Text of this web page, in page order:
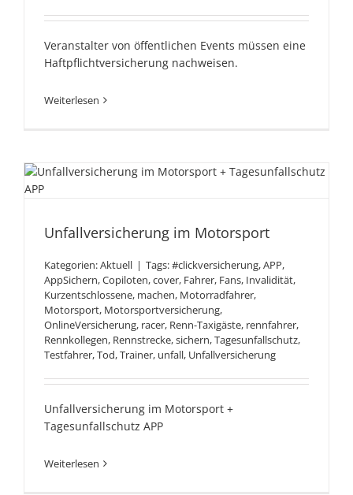
Veranstalter von öffentlichen Events müssen eine
Haftpflichtversicherung nachweisen.
Weiterlesen
Motorsport
Unfallversicherung im Motorsport
Kategorien:Aktuell | Tags:#clickversicherung,APP,
AppSichern,Copiloten,cover, Fahrer, Fans, Invalidität,
Kurzentschlossene, machen, Motorradfahrer,
Motorsport, Motorsportversicherung,
OnlineVersicherung, racer, Renn-Taxigäste, rennfahrer,
Rennkollegen, Rennstrecke,sichern,Tagesunfallschutz,
Testfahrer,Tod,Trainer, unfall, Unfallversicherung
Unfallversicherung im Motorsport +
Tagesunfallschutz APP
Weiterlesen